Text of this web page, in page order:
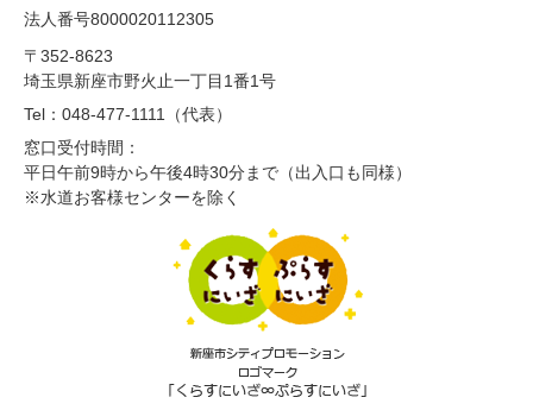
法人番号8000020112305
〒352-8623
埼玉県新座市野火止一丁目1番1号
Tel：048-477-1111（代表）
窓口受付時間：
平日午前9時から午後4時30分まで（出入口も同様）
※水道お客様センターを除く